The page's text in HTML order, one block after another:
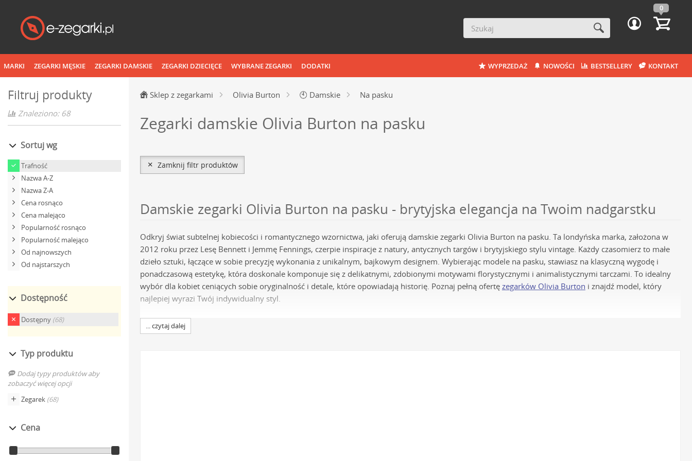
0
MARKI ZEGARKI MĘSKIE ZEGARKI DAMSKIE ZEGARKI DZIECIĘCE WYBRANE ZEGARKI DODATKI WYPRZEDAŻ NOWOŚCI BESTSELLERY KONTAKT
Filtruj produkty
Znaleziono: 68
Sortuj wg
Trafność
Nazwa A-Z
Nazwa Z-A
Cena rosnąco
Cena malejąco
Popularność rosnąco
Popularność malejąco
Od najnowszych
Od najstarszych
Dostępność
Dostępny (68)
Typ produktu
Dodaj typy produktów aby
zobaczyć więcej opcji
Zegarek (68)
Cena
Sklep z zegarkami Olivia Burton 🕙 Damskie Na pasku
Zegarki damskie Olivia Burton na pasku
Zamknij filtr produktów
Damskie zegarki Olivia Burton na pasku - brytyjska elegancja na Twoim nadgarstku
Odkryj świat subtelnej kobiecości i romantycznego wzornictwa, jaki oferują damskie zegarki Olivia Burton na pasku. Ta londyńska marka, założona w
2012 roku przez Lesę Bennett i Jemmę Fennings, czerpie inspiracje z natury, antycznych targów i brytyjskiego stylu vintage. Każdy czasomierz to małe
dzieło sztuki, łączące w sobie precyzję wykonania z unikalnym, bajkowym designem. Wybierając modele na pasku, stawiasz na klasyczną wygodę i
ponadczasową estetykę, która doskonale komponuje się z delikatnymi, zdobionymi motywami florystycznymi i animalistycznymi tarczami. To idealny
wybór dla kobiet ceniących sobie oryginalność i detale, które opowiadają historię. Poznaj pełną ofertę zegarków Olivia Burton i znajdź model, który
najlepiej wyrazi Twój indywidualny styl.
Specyfikacja techniczna i materiały w czasomierzach Olivia Burton
... czytaj dalej